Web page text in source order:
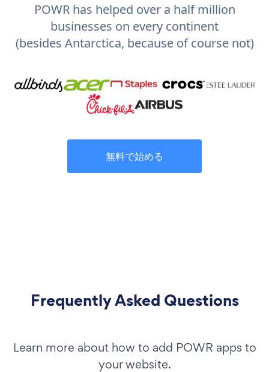
POWR has helped over a half million
businesses on every continent
(besides Antarctica, because of course not)
無料で始める
Frequently Asked Questions
Learn more about how to add POWR apps to
your website.